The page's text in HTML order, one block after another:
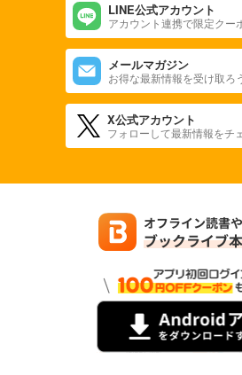
LINE公式アカウント
アカウント連携で限定クー
メールマガジン
お得な最新情報を受け取ろ
X公式アカウント
フォローして最新情報をチ